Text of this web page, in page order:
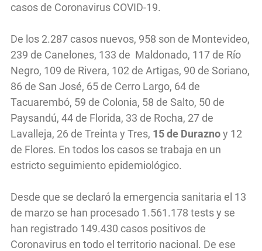
casos de Coronavirus COVID-19.
De los 2.287 casos nuevos, 958 son de Montevideo,
239 de Canelones, 133 de Maldonado, 117 de Río
Negro, 109 de Rivera, 102 de Artigas, 90 de Soriano,
86 de San José, 65 de Cerro Largo, 64 de
Tacuarembó, 59 de Colonia, 58 de Salto, 50 de
Paysandú, 44 de Florida, 33 de Rocha, 27 de
Lavalleja, 26 de Treinta y Tres, 15 de Duraznoy 12
de Flores. En todos los casos se trabaja en un
estricto seguimiento epidemiológico.
Desde que se declaró la emergencia sanitaria el 13
de marzo se han procesado 1.561.178 tests y se
han registrado 149.430 casos positivos de
Coronavirus en todo el territorio nacional. De ese